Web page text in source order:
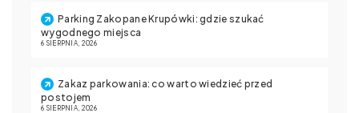
Parking Zakopane Krupówki: gdzie szukać
wygodnego miejsca
6 SIERPNIA, 2026
Zakaz parkowania: co warto wiedzieć przed
postojem
6 SIERPNIA, 2026